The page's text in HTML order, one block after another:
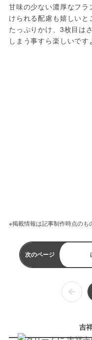
甘味の少ない濃厚なフ
けられる配慮も嬉しい
たっぷりかけ、3枚目は
しまう事すら楽しいです
※掲載情報は記事制作時点のも
次のページ
吉